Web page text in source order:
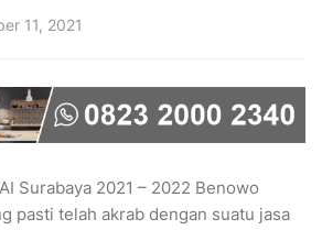
11, 2021
Surabaya 2021 – 2022 Benowo
pasti telah akrab dengan suatu jasa